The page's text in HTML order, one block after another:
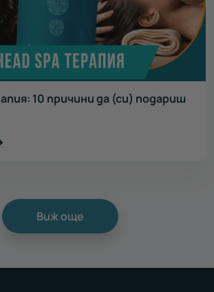
10 причини да (си) подариш
Виж още